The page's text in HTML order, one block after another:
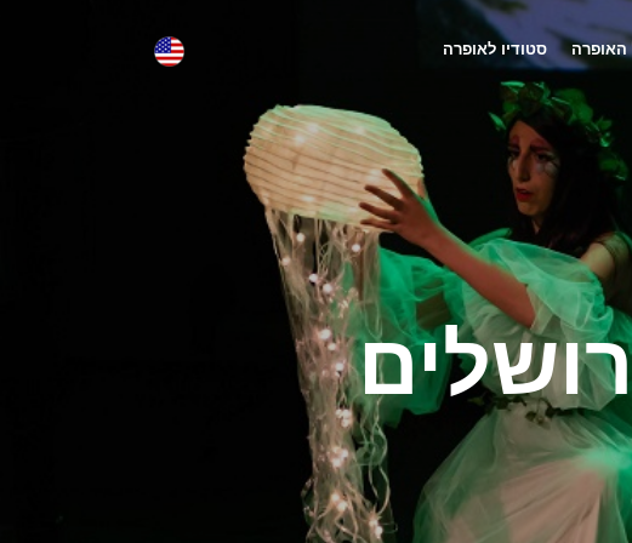
האופרה סטודיו לאופרה